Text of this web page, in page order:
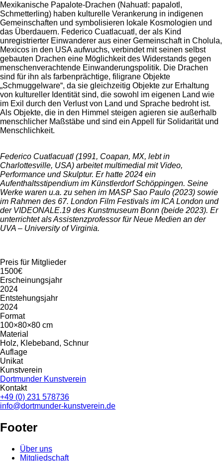
Mexikanische Papalote-Drachen (Nahuatl: papalotl,
Schmetterling) haben kulturelle Verankerung in indigenen
Gemeinschaften und symbolisieren lokale Kosmologien und
das Überdauern. Federico Cuatlacuatl, der als Kind
unregistrierter Einwanderer aus einer Gemeinschaft in Cholula,
Mexicos in den USA aufwuchs, verbindet mit seinen selbst
gebauten Drachen eine Möglichkeit des Widerstands gegen
menschenverachtende Einwanderungspolitik. Die Drachen
sind für ihn als farbenprächtige, filigrane Objekte
„Schmuggelware“, da sie gleichzeitig Objekte zur Erhaltung
von kultureller Identität sind, die sowohl im eigenen Land wie
im Exil durch den Verlust von Land und Sprache bedroht ist.
Als Objekte, die in den Himmel steigen agieren sie außerhalb
menschlicher Maßstäbe und sind ein Appell für Solidarität und
Menschlichkeit.
Federico Cuatlacuatl (1991, Coapan, MX, lebt in
Charlottesville, USA) arbeitet multimedial mit Video,
Performance und Skulptur. Er hatte 2024 ein
Aufenthaltsstipendium im Künstlerdorf Schöppingen. Seine
Werke waren u.a. zu sehen im MASP Sao Paulo (2023) sowie
im Rahmen des 67. London Film Festivals im ICA London und
der VIDEONALE.19 des Kunstmuseum Bonn (beide 2023). Er
unterrichtet als Assistenzprofessor für Neue Medien an der
UVA – University of Virginia.
Preis für Mitglieder
1500€
Erscheinungsjahr
2024
Entstehungsjahr
2024
Format
100×80×80 cm
Material
Holz, Klebeband, Schnur
Auflage
Unikat
Kunstverein
Dortmunder Kunstverein
Kontakt
+49 (0) 231 578736
info@dortmunder-kunstverein.de
Footer
Über uns
Mitgliedschaft